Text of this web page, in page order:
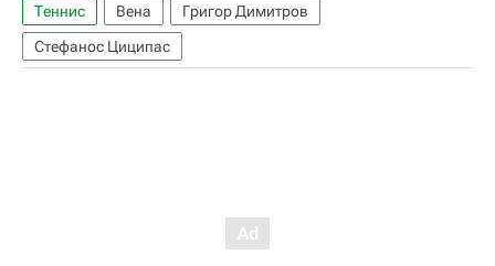
Теннис Вена
Григор Димитров
Стефанос Циципас